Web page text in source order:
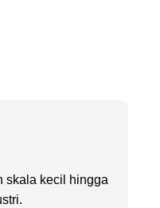
skala kecil hingga